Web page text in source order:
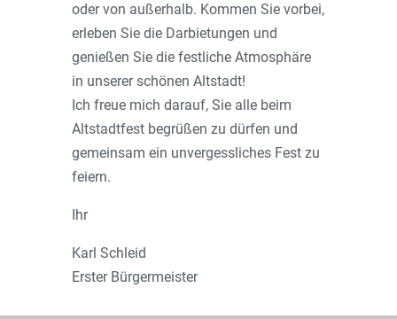
oder von außerhalb. Kommen Sie vorbei,
erleben Sie die Darbietungen und
genießen Sie die festliche Atmosphäre
in unserer schönen Altstadt!
Ich freue mich darauf, Sie alle beim
Altstadtfest begrüßen zu dürfen und
gemeinsam ein unvergessliches Fest zu
feiern.
Ihr
Karl Schleid
Erster Bürgermeister